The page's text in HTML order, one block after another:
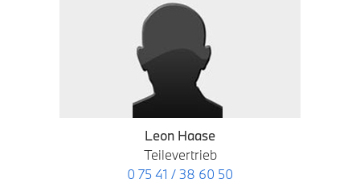
Leon Haase
Teilevertrieb
0 75 41 / 38 60 50